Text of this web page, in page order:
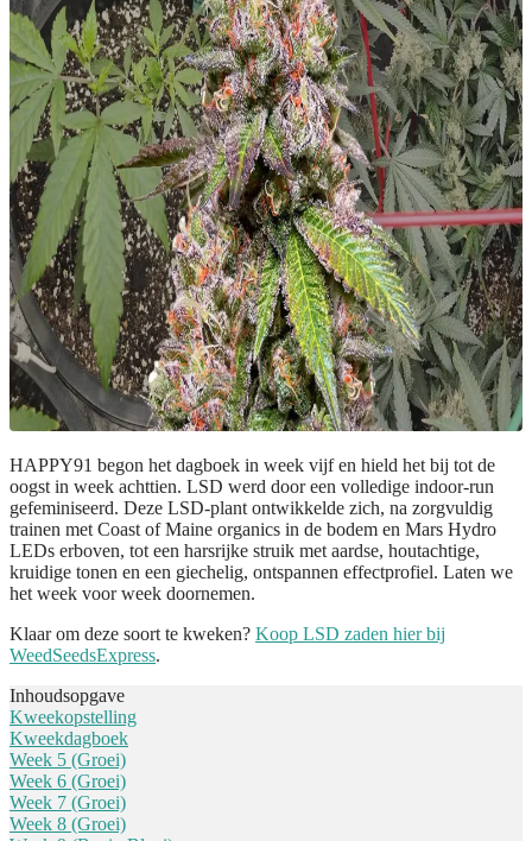
HAPPY91 begon het dagboek in week vijf en hield het bij tot de
oogst in week achttien. LSD werd door een volledige indoor-run
gefeminiseerd. Deze LSD-plant ontwikkelde zich, na zorgvuldig
trainen met Coast of Maine organics in de bodem en Mars Hydro
LEDs erboven, tot een harsrijke struik met aardse, houtachtige,
kruidige tonen en een giechelig, ontspannen effectprofiel. Laten we
het week voor week doornemen.
Klaar om deze soort te kweken? Koop LSD zaden hier bij
WeedSeedsExpress.
Inhoudsopgave
Kweekopstelling
Kweekdagboek
Week 5 (Groei)
Week 6 (Groei)
Week 7 (Groei)
Week 8 (Groei)